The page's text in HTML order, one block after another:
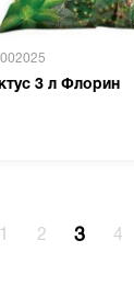
3 л Флорин
2 3 4